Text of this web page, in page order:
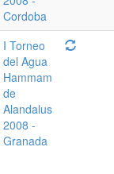
Cordoba
I Torneo
del Agua
Hammam
de
Alandalus
2008 -
Granada